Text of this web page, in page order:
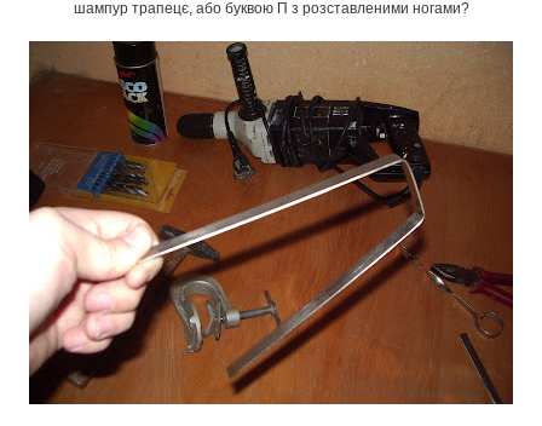
шампур трапецє, або буквою П з розставленими ногами?